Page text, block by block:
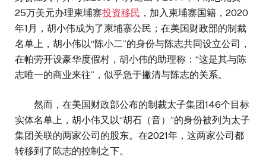
25万美元办理柬埔寨投资移民 ，加入柬埔寨国籍，2020
年1月，胡小伟成为了柬埔寨公民；在美国财政部的制裁
名单上，胡小伟以“陈小二”的身份与陈志共同设立公司，
在帕劳开设豪华度假村，胡小伟的助理称：“这是其与陈
志唯一的商业来往”，似乎急于撇清与陈志的关系。
然而，在美国财政部公布的制裁太子集团146个目标
实体名单上，胡小伟又以“胡石（音）”的身份被列为太子
集团关联的两家公司的股东。在2021年，这两家公司都
转移到了陈志的控制之下。